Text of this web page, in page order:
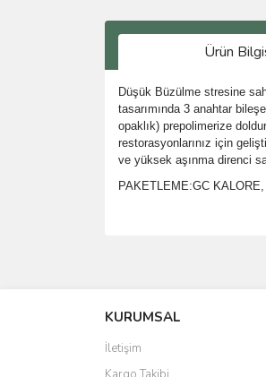
Ürün
Düşük Büzülme stresine
tasarımında 3 anahtar
opaklık) prepolimerize
restorasyonlarınız için
ve yüksek aşınma direnci
PAKETLEME:GC
Ürün resmi kalitesiz,
Ürün
Ürün bilgilerinde
KURUMSAL
İletişim